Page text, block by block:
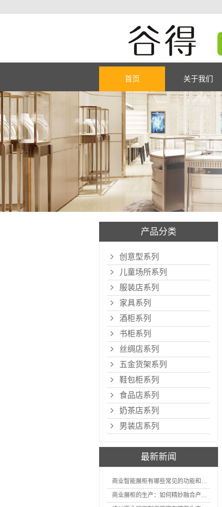
首页 关于我们
产品分类
创意型系列
儿童场所系列
服装店系列
家具系列
酒柜系列
书柜系列
丝绸店系列
五金货架系列
鞋包柜系列
食品店系列
奶茶店系列
男装店系列
最新新闻
商业智能展柜有哪些常见的功能和神奇之处
商业展柜的生产：如何精妙融合产品特性的艺术探索